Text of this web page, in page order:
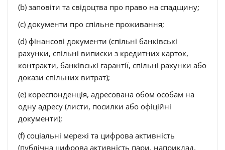
(b) заповіти та свідоцтва про право на спадщину;
(c) документи про спільне проживання;
(d) фінансові документи (спільні банківські
рахунки, спільні виписки з кредитних карток,
контракти, банківські гарантії, спільні рахунки або
докази спільних витрат);
(e) кореспонденція, адресована обом особам на
одну адресу (листи, посилки або офіційні
документи);
(f) соціальні мережі та цифрова активність
(публічна цифрова активність пари, наприклад,